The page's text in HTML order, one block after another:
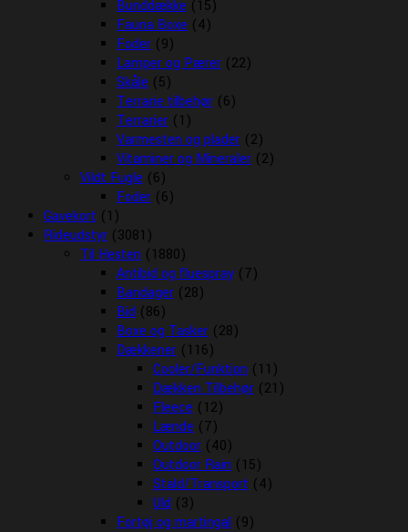
Bunddække (15)
Fauna Boxe (4)
Foder (9)
Lamper og Pærer (22)
Skåle (5)
Terrarie tilbehør (6)
Terrarier (1)
Varmesten og plader (2)
Vitaminer og Mineraler (2)
Vildt Fugle (6)
Foder (6)
Gavekort (1)
Rideudstyr (3081)
Til Hesten (1880)
Antibid og fluespray (7)
Bandager (28)
Bid (86)
Boxe og Tasker (28)
Dækkener (116)
Cooler/Funktion (11)
Dækken Tilbehør (21)
Fleece (12)
Lænde (7)
Outdoor (40)
Outdoor Rain (15)
Stald/Transport (4)
Uld (3)
Fortøj og martingal (9)